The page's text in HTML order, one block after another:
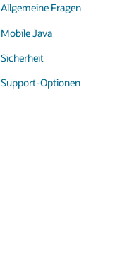
Allgemeine Fragen
Mobile Java
Sicherheit
Support-Optionen